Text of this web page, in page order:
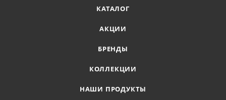
КАТАЛОГ
АКЦИИ
БРЕНДЫ
КОЛЛЕКЦИИ
НАШИ ПРОДУКТЫ